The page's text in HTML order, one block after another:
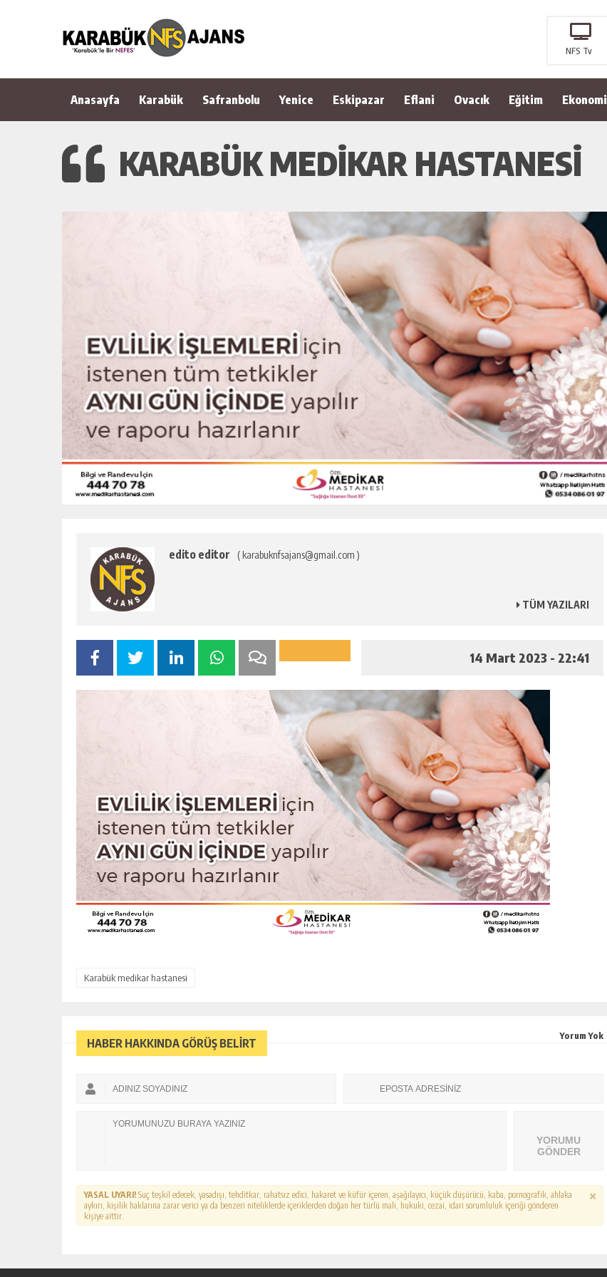
NFS Tv
Anasayfa Karabük Safranbolu Yenice Eskipazar Eflani Ovacık Eğitim Ekonomi
KARABÜK MEDİKAR HASTANESİ
edito editor ( karabuknfsajans@gmail.com )
TÜM YAZILARI
14 Mart 2023 - 22:41
Karabük medikar hastanesi
HABER HAKKINDA GÖRÜŞ BELİRT
Yorum Yok
YORUMU
GÖNDER
YASAL UYARI! Suç teşkil edecek, yasadışı, tehditkar, rahatsız edici, hakaret ve küfür içeren, aşağılayıcı, küçük düşürücü, kaba, pornografik, ahlaka
aykırı, kişilik haklarına zarar verici ya da benzeri niteliklerde içeriklerden doğan her türlü mali, hukuki, cezai, idari sorumluluk içeriği gönderen
kişiye aittir.